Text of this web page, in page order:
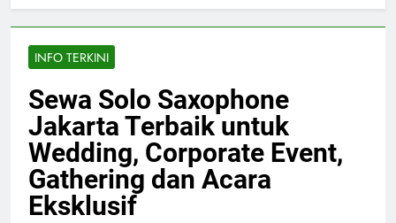
INFO TERKINI
Sewa Solo Saxophone
Jakarta Terbaik untuk
Wedding, Corporate Event,
Gathering dan Acara
Eksklusif